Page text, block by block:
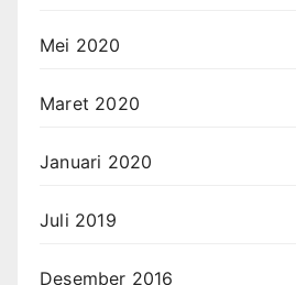
Mei 2020
Maret 2020
Januari 2020
Juli 2019
Desember 2016